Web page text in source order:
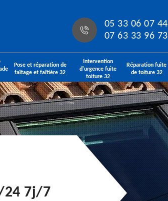
05 33 06 07 44
07 63 33 96 73
Pose et réparation de
faîtage et faîtière 32
Intervention
d'urgence fuite
toiture 32
Réparation fuite
de toiture 32
24 7j/7